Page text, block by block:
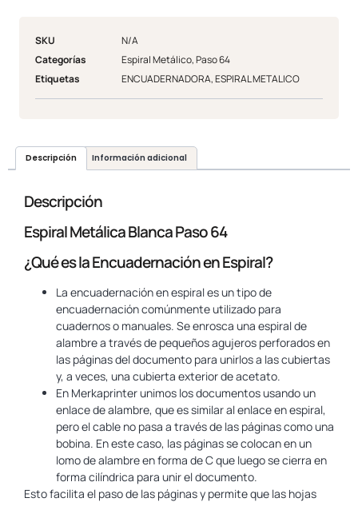
SKU
N/A
Categorías
Espiral Metálico,Paso 64
Etiquetas
ENCUADERNADORA,ESPIRAL METALICO
Descripción Información adicional
Descripción
Espiral Metálica Blanca Paso 64
¿Qué es la Encuadernación en Espiral?
La encuadernación en espiral es un tipo de
encuadernación comúnmente utilizado para
cuadernos o manuales. Se enrosca una espiral de
alambre a través de pequeños agujeros perforados en
las páginas del documento para unirlos a las cubiertas
y, a veces, una cubierta exterior de acetato.
En Merkaprinter unimos los documentos usando un
enlace de alambre, que es similar al enlace en espiral,
pero el cable no pasa a través de las páginas como una
bobina. En este caso, las páginas se colocan en un
lomo de alambre en forma de C que luego se cierra en
forma cilíndrica para unir el documento.
Esto facilita el paso de las páginas y permite que las hojas